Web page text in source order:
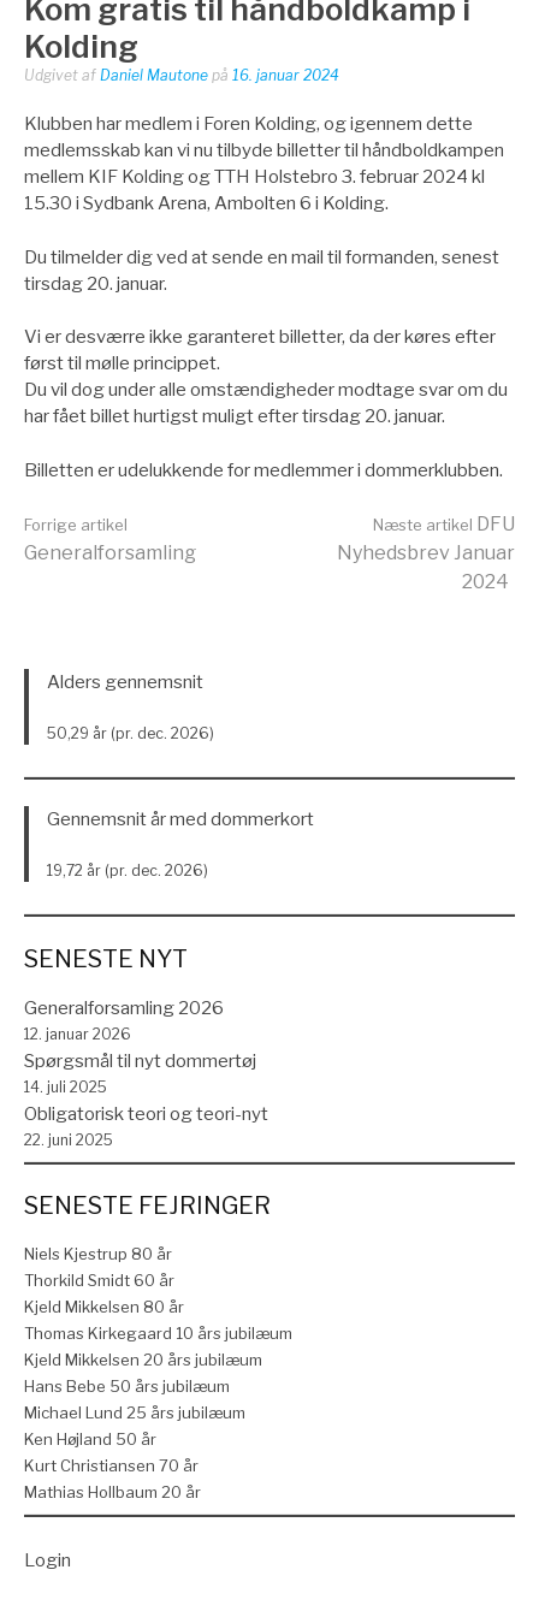
Kom gratis til håndboldkamp i
Kolding
Udgivet af Daniel Mautone på 16. januar 2024
Klubben har medlem i Foren Kolding, og igennem dette
medlemsskab kan vi nu tilbyde billetter til håndboldkampen
mellem KIF Kolding og TTH Holstebro 3. februar 2024 kl
15.30 i Sydbank Arena, Ambolten 6 i Kolding.
Du tilmelder dig ved at sende en mail til formanden, senest
tirsdag 20. januar.
Vi er desværre ikke garanteret billetter, da der køres efter
først til mølle princippet.
Du vil dog under alle omstændigheder modtage svar om du
har fået billet hurtigst muligt efter tirsdag 20. januar.
Billetten er udelukkende for medlemmer i dommerklubben.
Læs
Forrige artikel
Generalforsamling
Næste artikel DFU
Nyhedsbrev Januar
2024
Alders gennemsnit
50,29 år (pr. dec. 2026)
Gennemsnit år med dommerkort
19,72 år (pr. dec. 2026)
SENESTE NYT
Generalforsamling 2026
12. januar 2026
Spørgsmål til nyt dommertøj
14. juli 2025
Obligatorisk teori og teori-nyt
22. juni 2025
SENESTE FEJRINGER
Niels Kjestrup 80 år
Thorkild Smidt 60 år
Kjeld Mikkelsen 80 år
Thomas Kirkegaard 10 års jubilæum
Kjeld Mikkelsen 20 års jubilæum
Hans Bebe 50 års jubilæum
Michael Lund 25 års jubilæum
Ken Højland 50 år
Kurt Christiansen 70 år
Mathias Hollbaum 20 år
Login